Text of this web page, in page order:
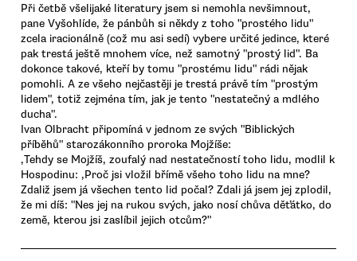
Při četbě všelijaké literatury jsem si nemohla nevšimnout,
pane Vyšohlíde, že pánbůh si někdy z toho "prostého lidu"
zcela iracionálně (což mu asi sedí) vybere určité jedince, které
pak trestá ještě mnohem více, než samotný "prostý lid". Ba
dokonce takové, kteří by tomu "prostému lidu" rádi nějak
pomohli. A ze všeho nejčastěji je trestá právě tím "prostým
lidem", totiž zejména tím, jak je tento "nestatečný a mdlého
ducha".
Ivan Olbracht připomíná v jednom ze svých "Biblických
příběhů" starozákonního proroka Mojžíše:
,Tehdy se Mojžíš, zoufalý nad nestatečností toho lidu, modlil k
Hospodinu: ,Proč jsi vložil břímě všeho toho lidu na mne?
Zdaliž jsem já všechen tento lid počal? Zdali já jsem jej zplodil,
že mi díš: "Nes jej na rukou svých, jako nosí chůva děťátko, do
země, kterou jsi zaslíbil jejich otcům?"